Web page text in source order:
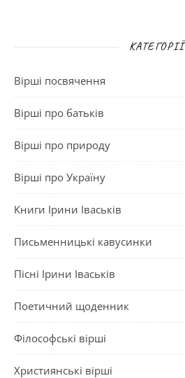
КАТЕГОРІЇ
Вірші посвячення
Вірші про батьків
Вірші про природу
Вірші про Україну
Книги Ірини Іваськів
Письменницькі кавусинки
Пісні Ірини Іваськів
Поетичний щоденник
Філософські вірші
Християнські вірші